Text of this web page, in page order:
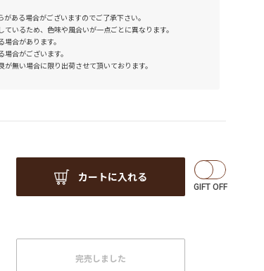
ある場合がございますのでご了承下さい。
いるため、色味や風合いが一点ごとに異なります。
合があります。
合がございます。
無い場合に限り出荷させて頂いております。
カートに入れる
完売しました